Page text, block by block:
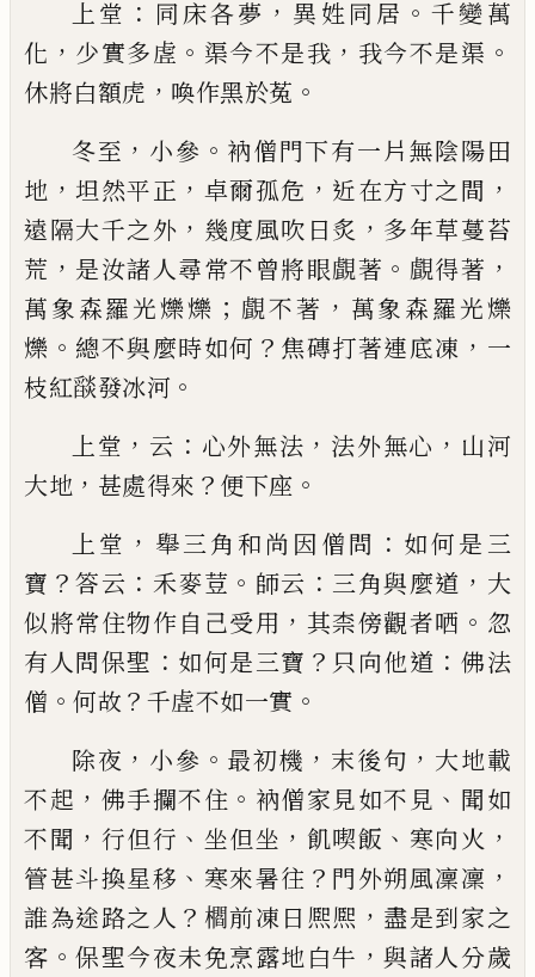
上堂 ： 同床各夢 ， 異姓同居 。千變萬
化 ， 少實多虗 。 渠今不是我 ， 我今不是渠 。
休將白額虎 ， 喚作黑於菟 。
冬至 ， 小參 。 衲僧門下有一片無陰陽田
地 ，坦然平正 ， 卓爾孤危 ， 近在方寸之間 ，
遠隔大千之外 ， 幾度風吹 日炙 ， 多年草蔓苔
荒 ， 是汝諸人尋常不曾將眼覰著 。 覰得著 ，
萬象森羅光爍爍 ； 覰不著 ， 萬象森羅光爍
爍 。 總不與麼時如何 ？ 焦磚打著連底凍 ， 一
枝紅𦦨發冰河 。
上堂 ， 云 ： 心外無法 ， 法外無心 ， 山河
大地 ， 甚處得來 ？ 便下座 。
上堂 ， 舉三角和尚因僧問 ： 如何是三
寶 ？答云 ： 禾麥荳 。 師云 ： 三角與麼道 ， 大
似將常住物作自己受用 ， 其柰傍觀者哂 。 忽
有人問保聖 ： 如何是三寶 ？ 只向他道 ： 佛法
僧 。 何故 ？ 千虗不如一實 。
除夜 ， 小參 。 最初機 ， 末後句 ， 大地載
不起 ， 佛手攔不住 。 衲僧家見如不見 、 聞如
不聞 ， 行但行 、 坐但坐 ， 飢喫飯 、 寒向火 ，
管甚斗換星移 、 寒來暑往 ？ 門外朔風凜凜 ，
誰為途路之人 ？ 櫩前凍日熈熈 ， 盡是到家之
客 。保聖今夜未免烹露地白牛 ，與諸人分歲